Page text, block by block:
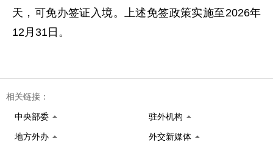
天，可免办签证入境。上述免签政策实施至2026年
12月31日。
相关链接：
中央部委 驻外机构
地方外办 外交新媒体